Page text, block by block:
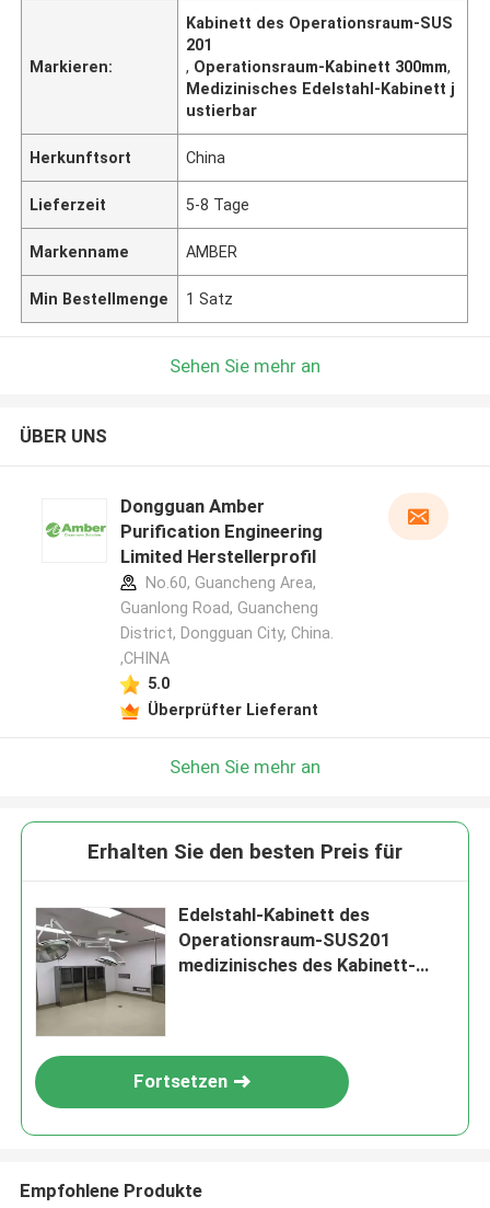
Markieren:
Kabinett des Operationsraum-SUS
201
, Operationsraum-Kabinett 300mm,
Medizinisches Edelstahl-Kabinett j
ustierbar
Herkunftsort China
Lieferzeit 5-8 Tage
Markenname AMBER
Min Bestellmenge 1 Satz
Sehen Sie mehr an
ÜBER UNS
Dongguan Amber
Purification Engineering
Limited Herstellerprofil
No.60, Guancheng Area,
Guanlong Road, Guancheng
District, Dongguan City, China.
,CHINA
5.0
Überprüfter Lieferant
Sehen Sie mehr an
Erhalten Sie den besten Preis für
Edelstahl-Kabinett des
Operationsraum-SUS201
medizinisches des Kabinett-
Fortsetzen
Empfohlene Produkte